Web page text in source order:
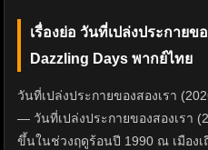
เรื่องย่อ วันที่เปล่งประกายข
Dazzling Days พากย์ไทย
วันที่เปล่งประกายของสองเรา
— วันที่เปล่งประกายของสองเรา
ขึ้นในช่วงฤดูร้อนปี 1990 ณ เมือง